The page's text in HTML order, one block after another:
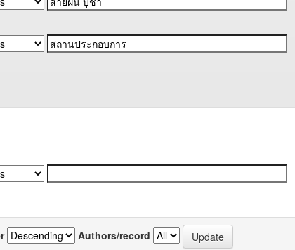
Authors/record